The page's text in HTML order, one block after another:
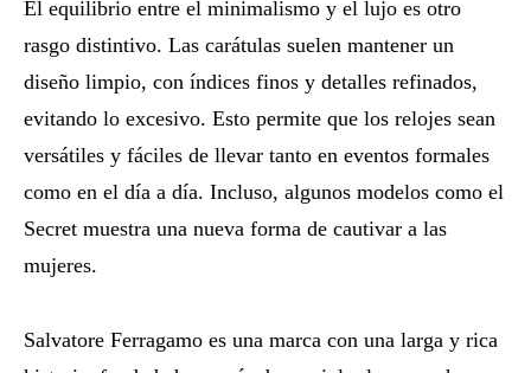
El equilibrio entre el minimalismo y el lujo es otro
rasgo distintivo. Las carátulas suelen mantener un
diseño limpio, con índices finos y detalles refinados,
evitando lo excesivo. Esto permite que los relojes sean
versátiles y fáciles de llevar tanto en eventos formales
como en el día a día. Incluso, algunos modelos como el
Secret muestra una nueva forma de cautivar a las
mujeres.
Salvatore Ferragamo es una marca con una larga y rica